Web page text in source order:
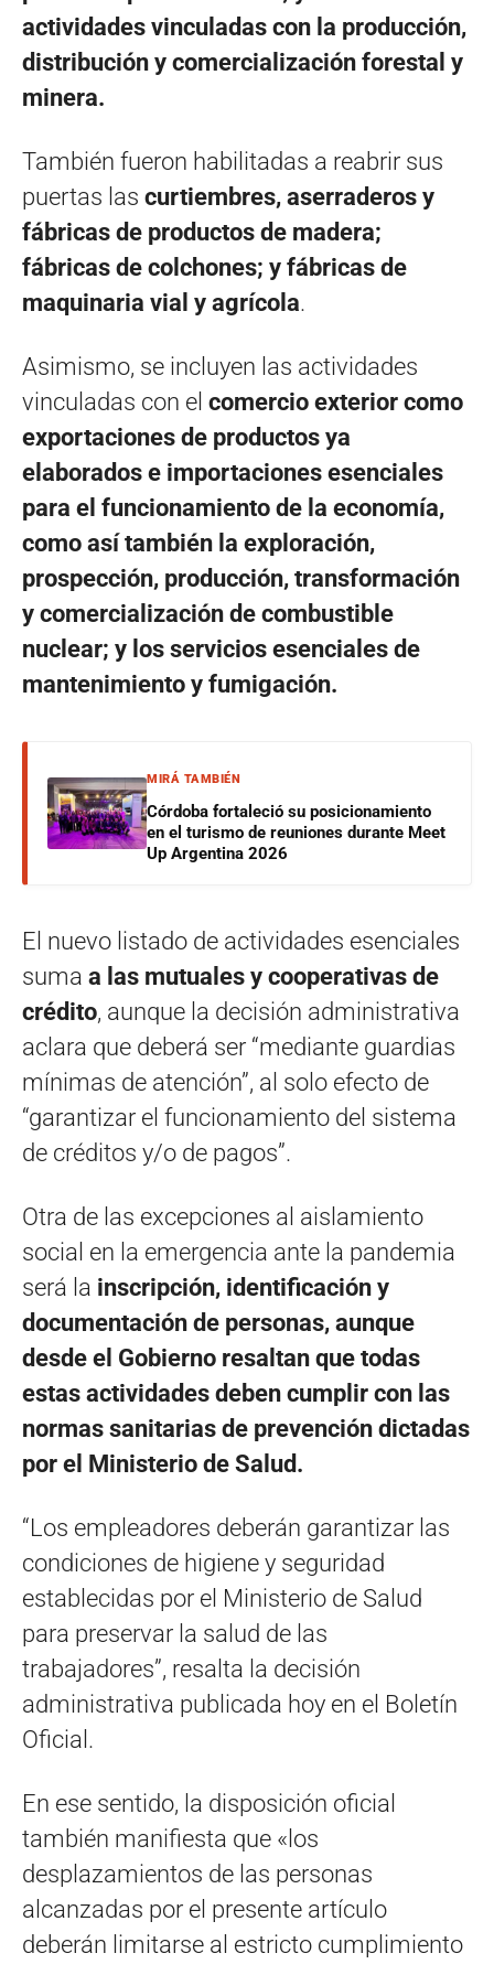
actividades vinculadas con la producción,
distribución y comercialización forestal y
minera.
También fueron habilitadas a reabrir sus
puertas las curtiembres, aserraderos y
fábricas de productos de madera;
fábricas de colchones; y fábricas de
maquinaria vial y agrícola.
Asimismo, se incluyen las actividades
vinculadas con el comercio exterior como
exportaciones de productos ya
elaborados e importaciones esenciales
para el funcionamiento de la economía,
como así también la exploración,
prospección, producción, transformación
y comercialización de combustible
nuclear; y los servicios esenciales de
mantenimiento y fumigación.
MIRÁ TAMBIÉN
Córdoba fortaleció su posicionamiento
en el turismo de reuniones durante Meet
Up Argentina 2026
El nuevo listado de actividades esenciales
suma a las mutuales y cooperativas de
crédito, aunque la decisión administrativa
aclara que deberá ser “mediante guardias
mínimas de atención”, al solo efecto de
“garantizar el funcionamiento del sistema
de créditos y/o de pagos”.
Otra de las excepciones al aislamiento
social en la emergencia ante la pandemia
será la inscripción, identificación y
documentación de personas, aunque
desde el Gobierno resaltan que todas
estas actividades deben cumplir con las
normas sanitarias de prevención dictadas
por el Ministerio de Salud.
“Los empleadores deberán garantizar las
condiciones de higiene y seguridad
establecidas por el Ministerio de Salud
para preservar la salud de las
trabajadores”, resalta la decisión
administrativa publicada hoy en el Boletín
Oficial.
En ese sentido, la disposición oficial
también manifiesta que «los
desplazamientos de las personas
alcanzadas por el presente artículo
deberán limitarse al estricto cumplimiento